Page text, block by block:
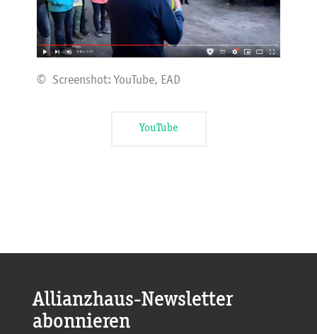
© Screenshot: YouTube, EAD
YouTube
Allianzhaus-Newsletter
abonnieren